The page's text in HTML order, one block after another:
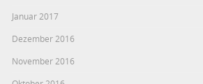
Januar 2017
Dezember 2016
November 2016